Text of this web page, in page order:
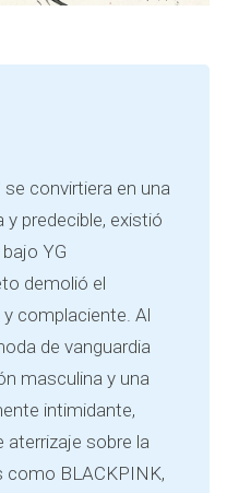
se convirtiera en una
predecible, existió
YG
demolió el
complaciente. Al
de vanguardia
masculina y una
intimidante,
aterrizaje sobre la
como BLACKPINK,